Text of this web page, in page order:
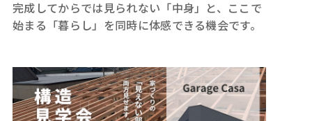
完成してからでは見られない「中身」と、ここで
始まる「暮らし」を同時に体感できる機会です。